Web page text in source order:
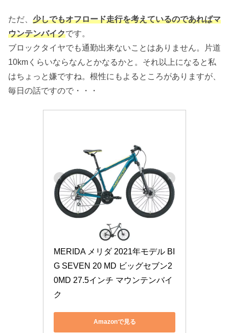
ただ、 少しでもオフロード走行を考えているのであればマ
ウンテンバイクです。
ブロックタイヤでも通勤出来ないことはありません。片道
10kmくらいならなんとかなるかと。それ以上になると私
はちょっと嫌ですね。根性にもよるところがありますが、
毎日の話ですので・・・
MERIDA メリダ 2021年モデル BI
G SEVEN 20 MD ビッグセブン2
0MD 27.5インチ マウンテンバイ
ク
Amazonで見る